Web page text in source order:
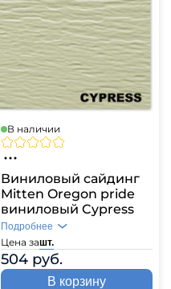
В наличии
Виниловый сайдинг
Mitten Oregon pride
виниловый Cypress
Цена зашт.
504 руб.
Подробнее
В корзину